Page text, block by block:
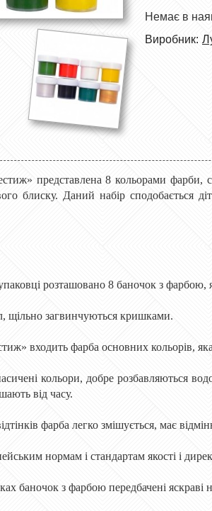
Немає в
Виробник:
представлена ​​8 кольорами фарби,
блиску. Даний набір сподобається
розташовано 8 баночок з фарбою,
щільно загвинчуються кришками.
входить фарба основних кольорів,
кольори, добре розбавляються
від часу.
фарба легко змішується, має
нормам і стандартам якості і
баночок з фарбою передбачені яскраві